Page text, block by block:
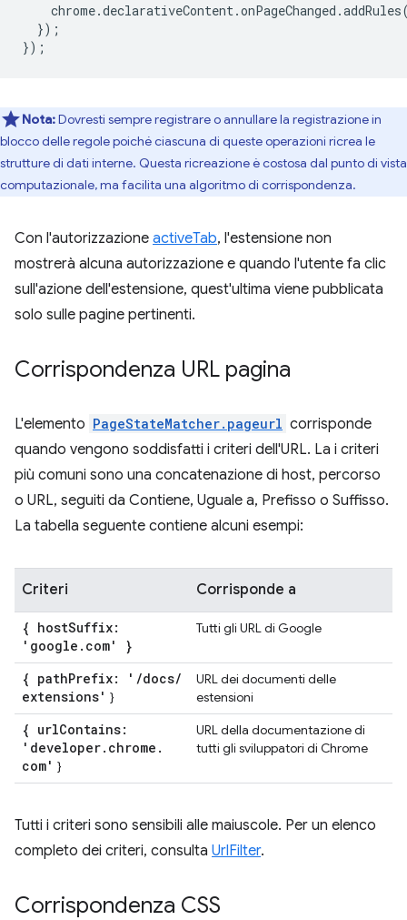
chrome.declarativeContent.onPageChanged .addRules
});
});
Nota:Dovresti sempre registrare o annullare la registrazione in
blocco delle regole poiché ciascuna di queste operazioni ricrea le
strutture di dati interne. Questa ricreazione è costosa dal punto di vista
computazionale, ma facilita una algoritmo di corrispondenza.
Con l'autorizzazione activeTab, l'estensione non
mostrerà alcuna autorizzazione e quando l'utente fa clic
sull'azione dell'estensione, quest'ultima viene pubblicata
solo sulle pagine pertinenti.
Corrispondenza URL pagina
L'elemento PageStateMatcher.pageurl corrisponde
quando vengono soddisfatti i criteri dell'URL. La i criteri
più comuni sono una concatenazione di host, percorso
o URL, seguiti da Contiene, Uguale a, Prefisso o Suffisso.
La tabella seguente contiene alcuni esempi:
Criteri Corrisponde a
{ hostSuffix:
'google . com' }
Tutti gli URL di Google
{ pathPrefix: ' /docs/
extensions' }
URL dei documenti delle
estensioni
{ urlContains:
'developer. chrome .
com' }
URL della documentazione di
tutti gli sviluppatori di Chrome
Tutti i criteri sono sensibili alle maiuscole. Per un elenco
completo dei criteri, consulta UrlFilter.
Corrispondenza CSS